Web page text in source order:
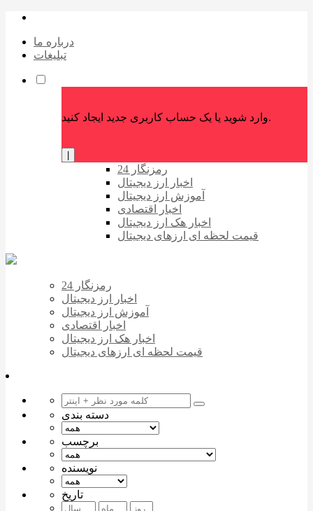
درباره ما
تبلیغات
وارد شوید یا یک حساب کاربری جدید ایجاد کنید.
رمزنگار 24
اخبار ارز دیجیتال
آموزش ارز دیجیتال
اخبار اقتصادی
اخبار هک ارز دیجیتال
قیمت لحظه ای ارزهای دیجیتال
رمزنگار 24
اخبار ارز دیجیتال
آموزش ارز دیجیتال
اخبار اقتصادی
اخبار هک ارز دیجیتال
قیمت لحظه ای ارزهای دیجیتال
دسته بندی
برچسب
نویسنده
تاریخ